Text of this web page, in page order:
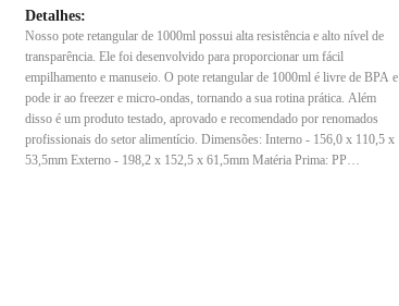
Detalhes:
Nosso pote retangular de 1000ml possui alta resistência e alto nível de
transparência. Ele foi desenvolvido para proporcionar um fácil
empilhamento e manuseio. O pote retangular de 1000ml é livre de BPA e
pode ir ao freezer e micro-ondas, tornando a sua rotina prática. Além
disso é um produto testado, aprovado e recomendado por renomados
profissionais do setor alimentício. Dimensões: Interno - 156,0 x 110,5 x
53,5mm Externo - 198,2 x 152,5 x 61,5mm Matéria Prima: PP